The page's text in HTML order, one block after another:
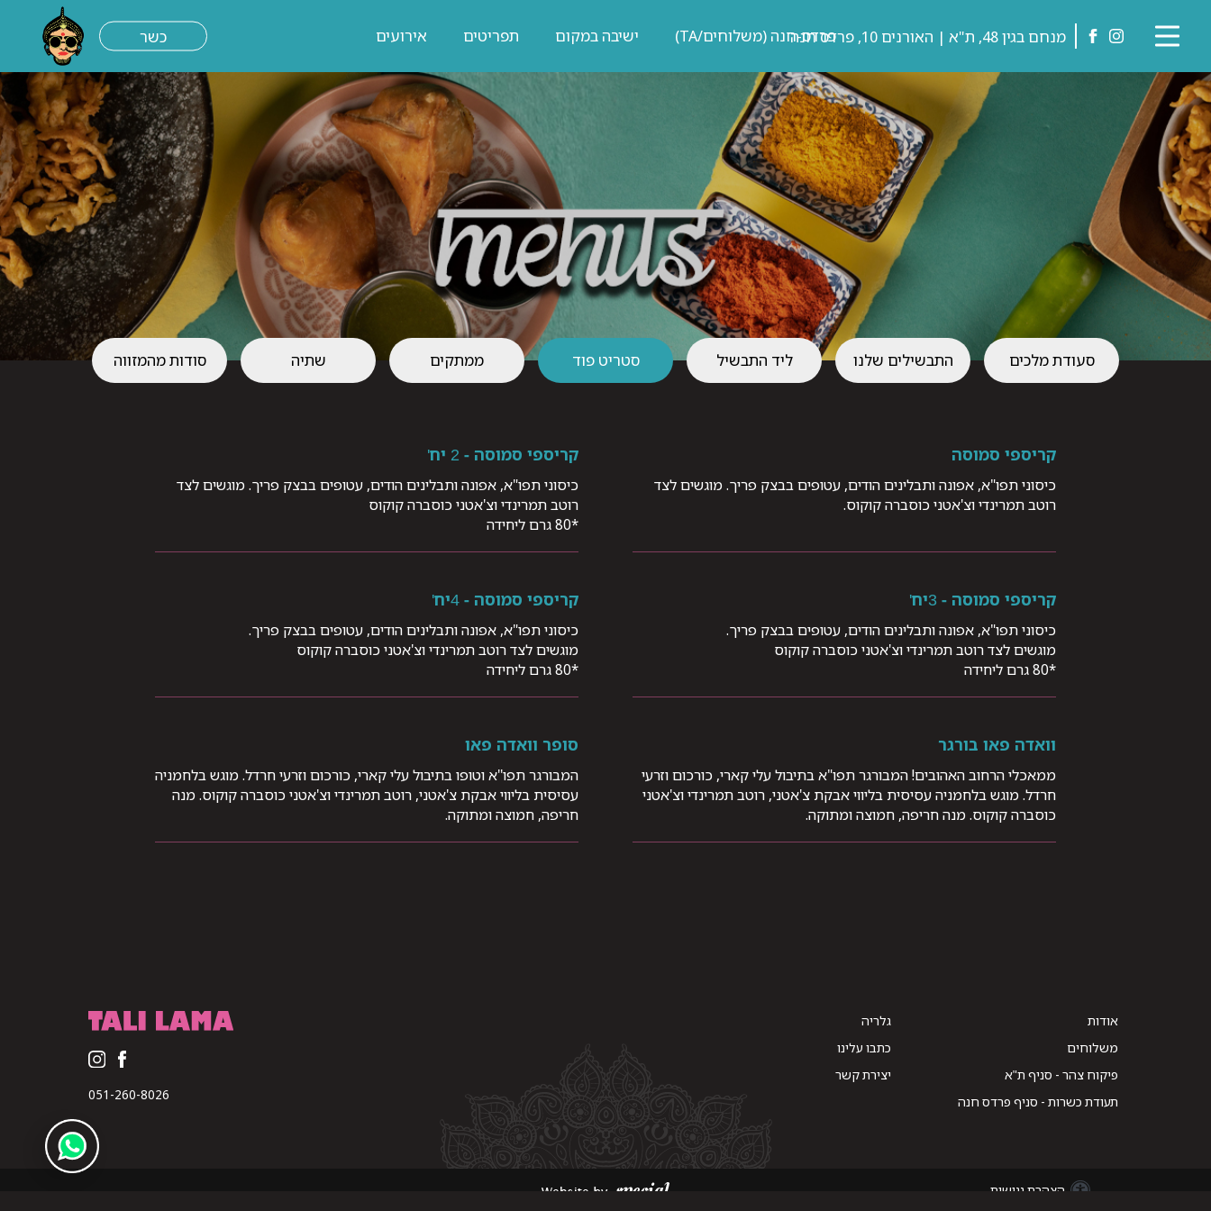
טאלי
לאמה
לעמוד
הפייסבוק
מנחם בגין 48, ת"א | האורנים 10, פרדס חנה פרדס-חנה (משלוחים/TA) ישיבה במקום תפריטים אירועים כשר
סעודת מלכים התבשילים שלנו ליד התבשיל סטריט פוד ממתקים שתיה סודות מהמזווה
קריספי סמוסה
כיסוני תפו"א, אפונה ותבלינים הודים, עטופים בבצק פריך. מוגשים לצד
רוטב תמרינדי וצ'אטני כוסברה קוקוס.
קריספי סמוסה - 2 יח'
כיסוני תפו"א, אפונה ותבלינים הודים, עטופים בבצק פריך. מוגשים לצד
רוטב תמרינדי וצ'אטני כוסברה קוקוס
*80 גרם ליחידה
קריספי סמוסה - 3יח'
כיסוני תפו"א, אפונה ותבלינים הודים, עטופים בבצק פריך.
מוגשים לצד רוטב תמרינדי וצ'אטני כוסברה קוקוס
*80 גרם ליחידה
קריספי סמוסה - 4יח'
‫כיסוני תפו"א, אפונה ותבלינים הודים, עטופים בבצק פריך.
מוגשים לצד רוטב תמרינדי וצ'אטני כוסברה קוקוס
*80 גרם ליחידה
וואדה פאו בורגר
ממאכלי הרחוב האהובים! המבורגר תפו"א בתיבול עלי קארי, כורכום וזרעי
חרדל. מוגש בלחמניה עסיסית בליווי אבקת צ'אטני, רוטב תמרינדי וצ'אטני
כוסברה קוקוס. מנה חריפה, חמוצה ומתוקה.
סופר וואדה פאו
המבורגר תפו''א וטופו בתיבול עלי קארי, כורכום וזרעי חרדל. מוגש בלחמניה
עסיסית בליווי אבקת צ'אטני, רוטב תמרינדי וצ'אטני כוסברה קוקוס. מנה
חריפה, חמוצה ומתוקה.
אודות
משלוחים
פיקוח צהר - סניף ת"א
תעודת כשרות - סניף פרדס חנה
גלריה
כתבו עלינו
יצירת קשר
051-260-8026
הצהרת נגישות